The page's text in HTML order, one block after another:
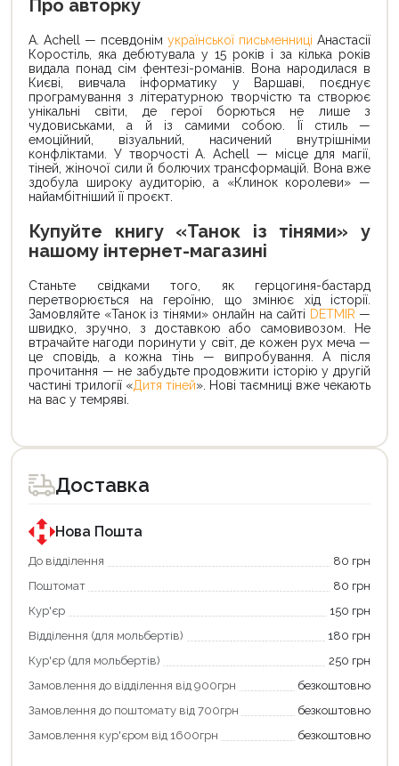
Про авторку
А. Achell — псевдонім української письменниці Анастасії
Коростіль, яка дебютувала у 15 років і за кілька років
видала понад сім фентезі-романів. Вона народилася в
Києві, вивчала інформатику у Варшаві, поєднує
програмування з літературною творчістю та створює
унікальні світи, де герої борються не лише з
чудовиськами, а й із самими собою. Її стиль —
емоційний, візуальний, насичений внутрішніми
конфліктами. У творчості А. Achell — місце для магії,
тіней, жіночої сили й болючих трансформацій. Вона вже
здобула широку аудиторію, а «Клинок королеви» —
найамбітніший її проєкт.
Купуйте книгу «Танок із тінями» у
нашому інтернет-магазині
Станьте свідками того, як герцогиня-бастард
перетворюється на героїню, що змінює хід історії.
Замовляйте «Танок із тінями» онлайн на сайті DETMIR —
швидко, зручно, з доставкою або самовивозом. Не
втрачайте нагоди поринути у світ, де кожен рух меча —
це сповідь, а кожна тінь — випробування. А після
прочитання — не забудьте продовжити історію у другій
частині трилогії «Дитя тіней». Нові таємниці вже чекають
на вас у темряві.
Доставка
Нова Пошта
До відділення
80 грн
Поштомат
80 грн
Кур'єр
150 грн
Відділення (для мольбертів)
180 грн
Кур'єр (для мольбертів)
250 грн
Замовлення до відділення від 900грн
безкоштовно
Замовлення до поштомату від 700грн
безкоштовно
Замовлення кур'єром від 1600грн
безкоштовно